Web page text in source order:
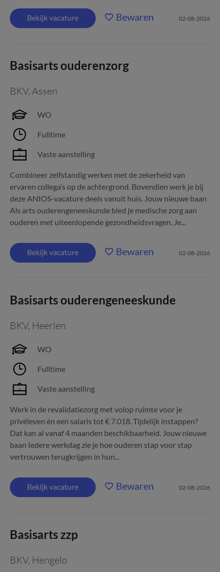
Bekijk vacature Bewaren 02-08-2026
Basisarts ouderenzorg
BKV, Assen
WO
Fulltime
Vaste aanstelling
Combineer zelfstandig werken met de zekerheid van
ervaren collega’s op de achtergrond. Bovendien werk je bij
deze ANIOS-vacature deels vanuit huis. Jouw nieuwe baan
Als arts ouderengeneeskunde bied je medische zorg aan
ouderen met uiteenlopende gezondheidsvragen. Je...
Bekijk vacature Bewaren 02-08-2026
Basisarts ouderengeneeskunde
BKV, Heerlen
WO
Fulltime
Vaste aanstelling
Werk in de revalidatiezorg met volop ruimte voor je
privéleven én een salaris tot € 7.018. Tijdelijk instappen?
Dat kan al vanaf 4 maanden beschikbaarheid. Jouw nieuwe
baan Iedere werkdag zie je hoe ouderen stap voor stap
vertrouwen terugkrijgen in hun...
Bekijk vacature Bewaren 02-08-2026
Basisarts zzp
BKV, Hengelo